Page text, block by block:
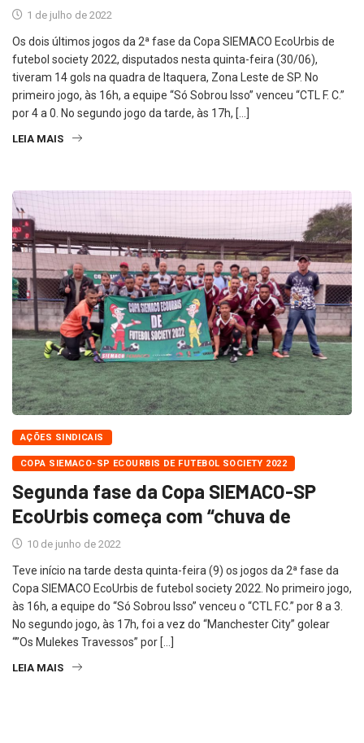
1 de julho de 2022
Os dois últimos jogos da 2ª fase da Copa SIEMACO EcoUrbis de
futebol society 2022, disputados nesta quinta-feira (30/06),
tiveram 14 gols na quadra de Itaquera, Zona Leste de SP. No
primeiro jogo, às 16h, a equipe “Só Sobrou Isso” venceu “CTL F. C.”
por 4 a 0. No segundo jogo da tarde, às 17h, […]
LEIA MAIS
AÇÕES SINDICAIS
COPA SIEMACO-SP ECOURBIS DE FUTEBOL SOCIETY 2022
Segunda fase da Copa SIEMACO-SP
EcoUrbis começa com “chuva de
10 de junho de 2022
Teve início na tarde desta quinta-feira (9) os jogos da 2ª fase da
Copa SIEMACO EcoUrbis de futebol society 2022. No primeiro jogo,
às 16h, a equipe do “Só Sobrou Isso” venceu o “CTL F.C.” por 8 a 3.
No segundo jogo, às 17h, foi a vez do “Manchester City” golear
“”Os Mulekes Travessos” por […]
LEIA MAIS